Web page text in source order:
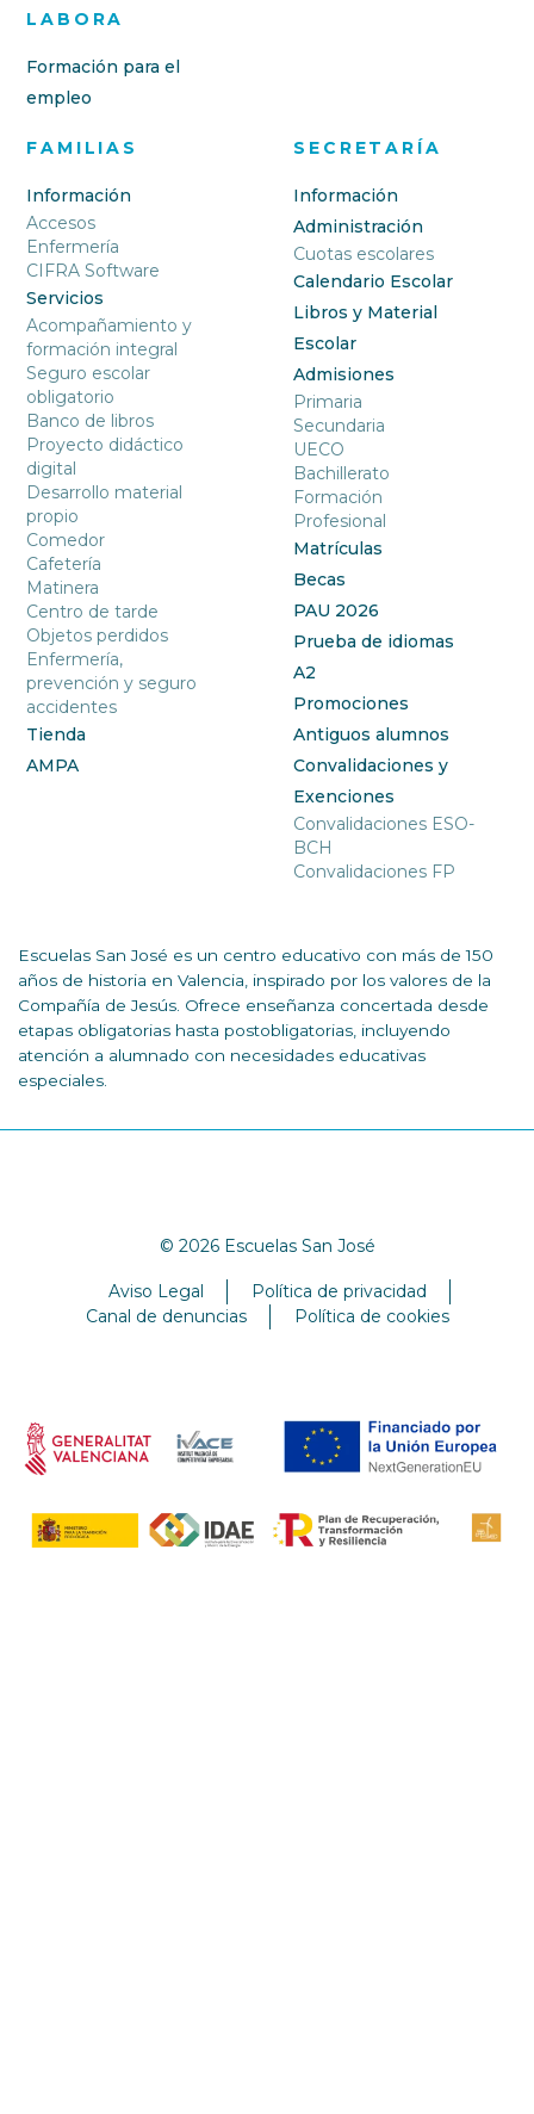
LABORA
Formación para el
empleo
FAMILIAS
Información
Accesos
Enfermería
CIFRA Software
Servicios
Acompañamiento y
formación integral
Seguro escolar
obligatorio
Banco de libros
Proyecto didáctico
digital
Desarrollo material
propio
Comedor
Cafetería
Matinera
Centro de tarde
Objetos perdidos
Enfermería,
prevención y seguro
accidentes
Tienda
AMPA
SECRETARÍA
Información
Administración
Cuotas escolares
Calendario Escolar
Libros y Material
Escolar
Admisiones
Primaria
Secundaria
UECO
Bachillerato
Formación
Profesional
Matrículas
Becas
PAU 2026
Prueba de idiomas
A2
Promociones
Antiguos alumnos
Convalidaciones y
Exenciones
Convalidaciones ESO-
BCH
Convalidaciones FP
Escuelas San José es un centro educativo con más de 150
años de historia en Valencia, inspirado por los valores de la
Compañía de Jesús. Ofrece enseñanza concertada desde
etapas obligatorias hasta postobligatorias, incluyendo
atención a alumnado con necesidades educativas
especiales.
© 2026 Escuelas San José
Aviso Legal
Política de privacidad
Canal de denuncias
Política de cookies